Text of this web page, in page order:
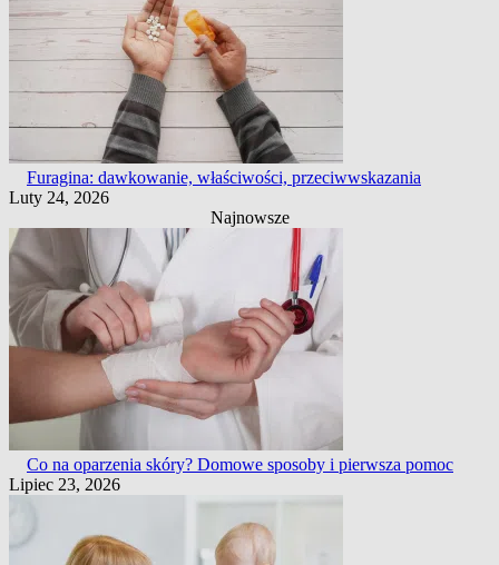
Furagina: dawkowanie, właściwości, przeciwwskazania
Luty 24, 2026
Najnowsze
Co na oparzenia skóry? Domowe sposoby i pierwsza pomoc
Lipiec 23, 2026